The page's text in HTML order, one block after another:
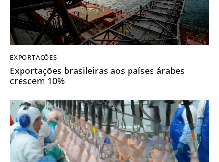
EXPORTAÇÕES
Exportações brasileiras aos países árabes
crescem 10%